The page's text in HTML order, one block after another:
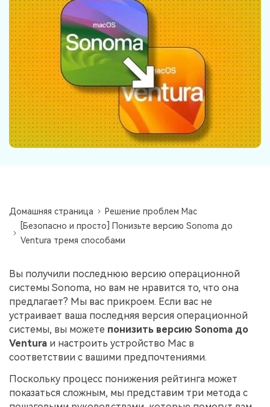
Информационный центр
НАЙТИ БОЛЬШЕ РЕШЕНИЙ
Домашняя страница
Решение проблем Mac
[Безопасно и просто] Понизьте версию Sonoma до
Ventura тремя способами
Вы получили последнюю версию операционной
системы Sonoma, но вам не нравится то, что она
предлагает? Мы вас прикроем. Если вас не
устраивает ваша последняя версия операционной
системы, вы можете понизить версию Sonoma до
Ventura и настроить устройство Mac в
соответствии с вашими предпочтениями.
Поскольку процесс понижения рейтинга может
показаться сложным, мы представим три метода с